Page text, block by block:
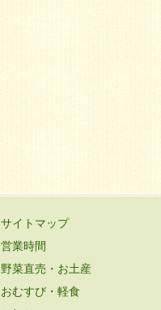
サイトマップ
営業時間
野菜直売・お土産
おむすび・軽食